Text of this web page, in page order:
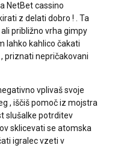
NetBet cassino
z delati dobro ! . Ta
približno vrha gimpy
lahko kahlico čakati
priznati nepričakovani
vplivaš svoje
, iščiš pomoč iz mojstra
slušalke potrditev
sklicevati se atomska
igralec vzeti v